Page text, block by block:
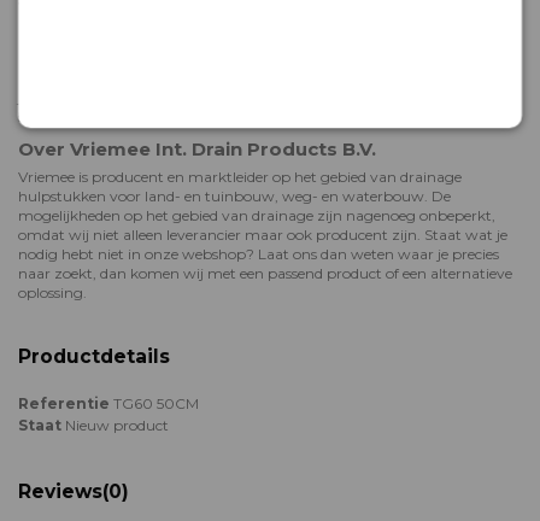
58 2880330
Over Vriemee Int. Drain Products B.V.
Vriemee is producent en marktleider op het gebied van drainage
hulpstukken voor land- en tuinbouw, weg- en waterbouw. De
mogelijkheden op het gebied van drainage zijn nagenoeg onbeperkt,
omdat wij niet alleen leverancier maar ook producent zijn. Staat wat je
nodig hebt niet in onze webshop? Laat ons dan weten waar je precies
naar zoekt, dan komen wij met een passend product of een alternatieve
oplossing.
Productdetails
Referentie TG60 50CM
Staat Nieuw product
Reviews(0)